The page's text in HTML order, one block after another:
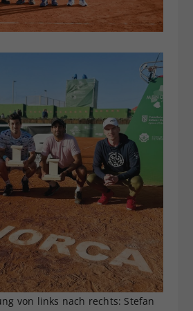
von links nach rechts: Stefan